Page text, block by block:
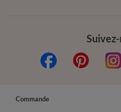
Commande